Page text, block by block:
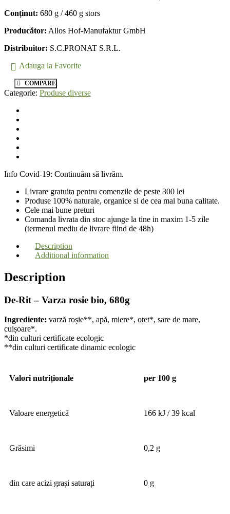
Conținut: 680 g / 460 g stors
Producător: Allos Hof-Manufaktur GmbH
Distribuitor: S.C.PRONAT S.R.L.
Adauga la Favorite
COMPARE
Categorie: Produse diverse
Info Covid-19: Continuăm să livrăm.
Livrare gratuita pentru comenzile de peste 300 lei
Produse 100% naturale, organice si de cea mai buna calitate.
Cele mai bune preturi
Comanda livrata din stoc ajunge la tine in maxim 1-5 zile
(termenul mediu de livrare fiind de 48h)
Description
Additional information
Description
De-Rit – Varza rosie bio, 680g
Ingrediente: varză roșie**, apă, miere*, oțet*, sare de mare,
cuișoare*.
*din culturi certificate ecologic
**din culturi certificate dinamic ecologic
Valori nutriționale per 100 g
Valoare energetică 166 kJ / 39 kcal
Grăsimi 0,2 g
din care acizi grași saturați 0 g